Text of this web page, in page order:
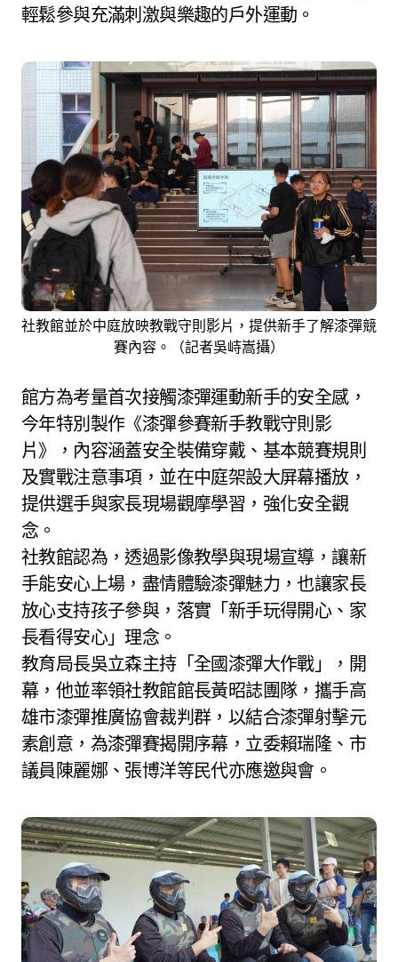
輕鬆參與充滿刺激與樂趣的戶外運動。
社教館並於中庭放映教戰守則影片，提供新手了解漆彈競
賽內容。（記者吳峙嵩攝）
館方為考量首次接觸漆彈運動新手的安全感，
今年特別製作《漆彈參賽新手教戰守則影
片》，內容涵蓋安全裝備穿戴、基本競賽規則
及實戰注意事項，並在中庭架設大屏幕播放，
提供選手與家長現場觀摩學習，強化安全觀
念。
社教館認為，透過影像教學與現場宣導，讓新
手能安心上場，盡情體驗漆彈魅力，也讓家長
放心支持孩子參與，落實「新手玩得開心、家
長看得安心」理念。
教育局長吳立森主持「全國漆彈大作戰」，開
幕，他並率領社教館館長黃昭誌團隊，攜手高
雄市漆彈推廣協會裁判群，以結合漆彈射擊元
素創意，為漆彈賽揭開序幕，立委賴瑞隆、市
議員陳麗娜、張博洋等民代亦應邀與會。